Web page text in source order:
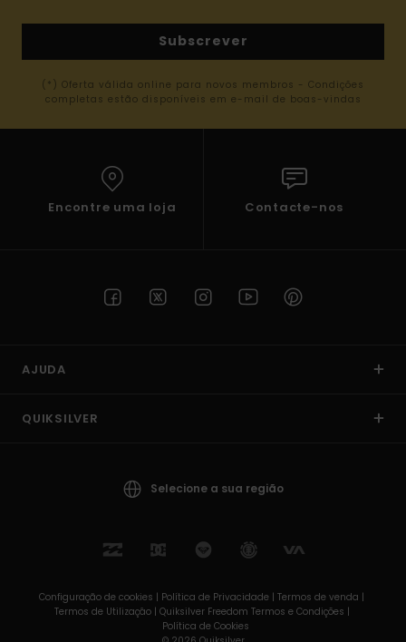
Subscrever
(*) Oferta válida online para novos membros - Condições
completas estão disponíveis em e-mail de boas-vindas
Encontre uma loja Contacte-nos
AJUDA
QUIKSILVER
Selecione a sua região
Configuração de cookies | Política de Privacidade | Termos de venda |
Termos de Utilizaçâo | Quiksilver Freedom Termos e Condições |
Política de Cookies